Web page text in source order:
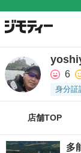
6
身分証
店舗TOP
多